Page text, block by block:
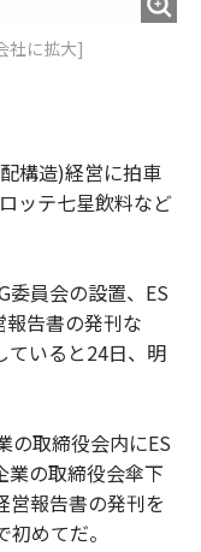
社に拡大]
構造)経営に拍車
ッテ七星飲料など
委員会の設置、ES
告書の発刊な
ていると24日、明
の取締役会内にES
業の取締役会傘下
営報告書の発刊を
めてだ。